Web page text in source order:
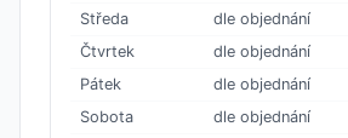
Středa
dle objednání
Čtvrtek
dle objednání
Pátek
dle objednání
Sobota
dle objednání